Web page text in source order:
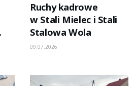
Ruchy kadrowe
w Stali Mielec i Stali
Stalowa Wola
09.07.2026